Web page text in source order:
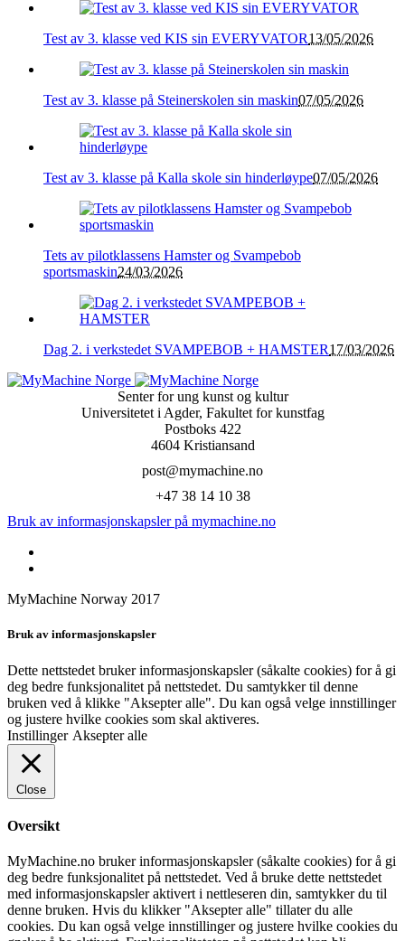
Test av 3. klasse ved KIS sin EVERYVATOR13/05/2026
Test av 3. klasse på Steinerskolen sin maskin07/05/2026
Test av 3. klasse på Kalla skole sin hinderløype07/05/2026
Tets av pilotklassens Hamster og Svampebob
sportsmaskin24/03/2026
Dag 2. i verkstedet SVAMPEBOB + HAMSTER17/03/2026
Senter for ung kunst og kultur
Universitetet i Agder, Fakultet for kunstfag
Postboks 422
4604 Kristiansand
post@mymachine.no
+47 38 14 10 38
Bruk av informasjonskapsler på mymachine.no
MyMachine Norway 2017
Bruk av informasjonskapsler
Dette nettstedet bruker informasjonskapsler (såkalte cookies) for å gi
deg bedre funksjonalitet på nettstedet. Du samtykker til denne
bruken ved å klikke "Aksepter alle". Du kan også velge innstillinger
og justere hvilke cookies som skal aktiveres.
Instillinger Aksepter alle
Close
Oversikt
MyMachine.no bruker informasjonskapsler (såkalte cookies) for å gi
deg bedre funksjonalitet på nettstedet. Ved å bruke dette nettstedet
med informasjonskapsler aktivert i nettleseren din, samtykker du til
denne bruken. Hvis du klikker "Aksepter alle" tillater du alle
cookies. Du kan også velge innstillinger og justere hvilke cookies du